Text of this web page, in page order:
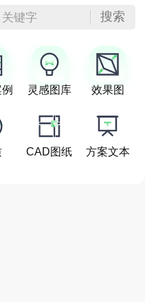
键字 搜索
灵感图库 效果图
CAD图纸 方案文本